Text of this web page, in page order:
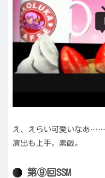
え、えらい可愛いなあ……
演出も上手。素敵。
第⑨回SSM